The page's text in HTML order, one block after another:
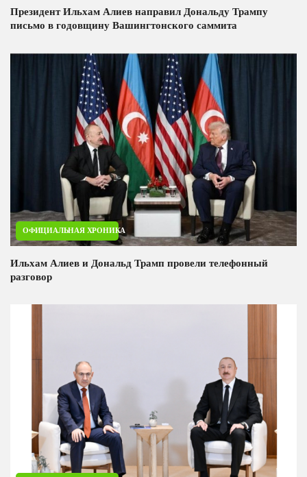
Президент Ильхам Алиев направил Дональду Трампу
письмо в годовщину Вашингтонского саммита
ОФИЦИАЛЬНАЯ ХРОНИКА
Ильхам Алиев и Дональд Трамп провели телефонный
разговор